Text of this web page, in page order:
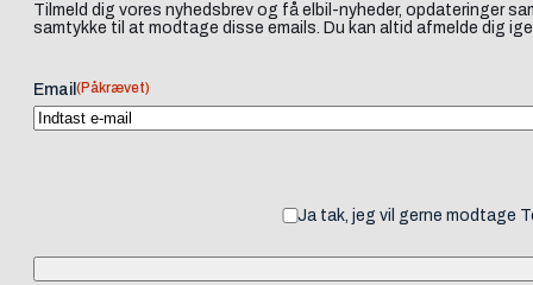
Tilmeld dig vores nyhedsbrev og få elbil-nyheder, opdateringer
samtykke til at modtage disse emails. Du kan altid afmelde dig
Email (Påkrævet)
Ja tak, jeg vil gerne modtage